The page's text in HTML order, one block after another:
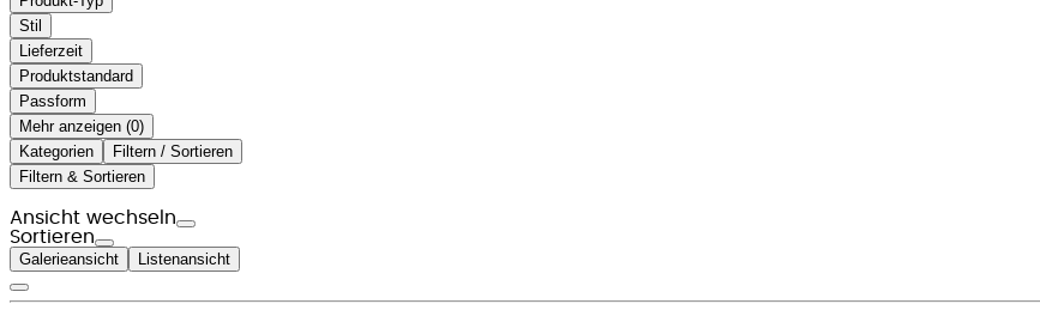
Stil
Lieferzeit
Produktstandard
Passform
Mehr anzeigen ( )
Kategorien
Filtern / Sortieren
Filtern & Sortieren
Ansicht wechseln
Sortieren
Galerieansicht Listenansicht